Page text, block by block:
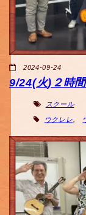
2024-09-24
9/24(火)２時
スクール
ウクレレ